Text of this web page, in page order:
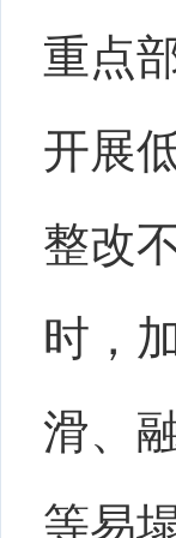
重点
开展
整改
时，
滑、
等易